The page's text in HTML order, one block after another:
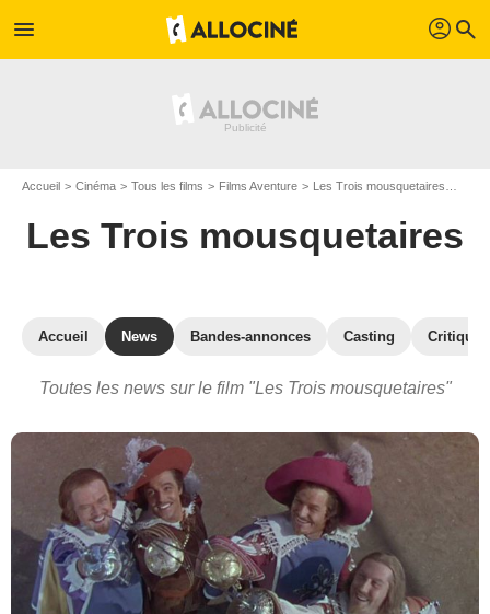
menu profil search
Accueil Cinéma Tous les films Films Aventure Les Trois mousquetaires
Les Trois mousquetaires
Accueil News Bandes-annonces Casting
Toutes les news sur le film "Les Trois mousquetaires"